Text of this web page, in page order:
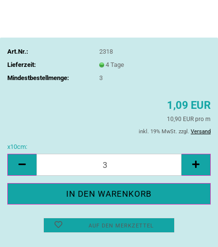
Art.Nr.:
2318
Lieferzeit:
4 Tage
Mindestbestellmenge:
3
1,09 EUR
10,90 EUR pro m
inkl. 19% MwSt. zzgl. Versand
x10cm:
AUF DEN MERKZETTEL